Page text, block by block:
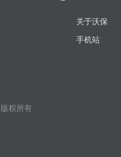
权所有
关于沃保
手机站